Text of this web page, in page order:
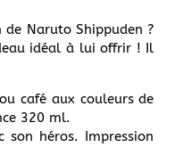
Naruto Shippuden ?
idéal à lui offrir ! Il
café aux couleurs de
320 ml.
héros. Impression